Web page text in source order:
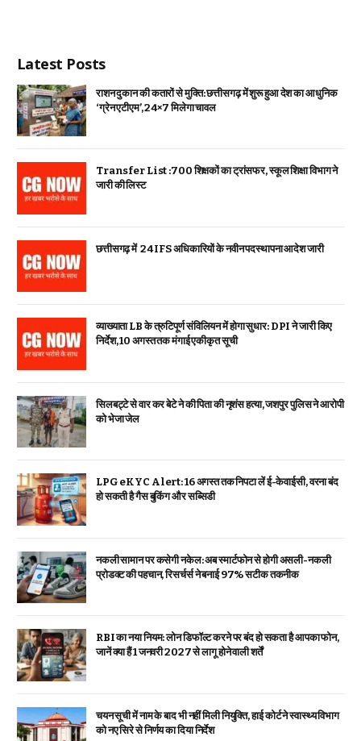
Latest Posts
राशन दुकान की कतारों से मुक्ति: छत्तीसगढ़ में शुरू हुआ देश का आधुनिक
‘ग्रेन एटीएम’, 24×7 मिलेगा चावल
Transfer List :700 शिक्षकों का ट्रांसफर, स्कूल शिक्षा विभाग ने
जारी की लिस्ट
छत्तीसगढ़ में 24 IFS अधिकारियों के नवीन पदस्थापना आदेश जारी
व्याख्याता LB के त्रुटिपूर्ण संविलियन में होगा सुधार: DPI ने जारी किए
निर्देश, 10 अगस्त तक मंगाई एकीकृत सूची
सिलबट्टे से वार कर बेटे ने की पिता की नृशंस हत्या, जशपुर पुलिस ने आरोपी
को भेजा जेल
LPG eKYC Alert: 16 अगस्त तक निपटा लें ई-केवाईसी, वरना बंद
हो सकती है गैस बुकिंग और सब्सिडी
नकली सामान पर कसेगी नकेल: अब स्मार्टफोन से होगी असली-नकली
प्रोडक्ट की पहचान, रिसर्चर्स ने बनाई 97% सटीक तकनीक
RBI का नया नियम: लोन डिफॉल्ट करने पर बंद हो सकता है आपका फोन,
जानें क्या हैं 1 जनवरी 2027 से लागू होने वाली शर्तें
चयन सूची में नाम के बाद भी नहीं मिली नियुक्ति, हाई कोर्ट ने स्वास्थ्य विभाग
को नए सिरे से निर्णय का दिया निर्देश